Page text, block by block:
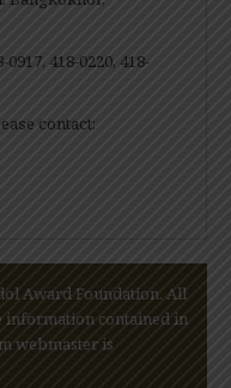
418-0220, 418-
contact:
Award Foundation. All
information contained in
webmaster is